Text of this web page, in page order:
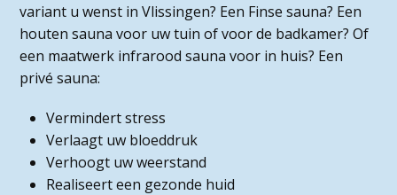
variant u wenst in Vlissingen? Een Finse sauna? Een
houten sauna voor uw tuin of voor de badkamer? Of
een maatwerk infrarood sauna voor in huis? Een
privé sauna:
Vermindert stress
Verlaagt uw bloeddruk
Verhoogt uw weerstand
Realiseert een gezonde huid